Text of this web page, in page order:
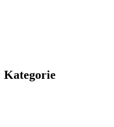
Kategorie